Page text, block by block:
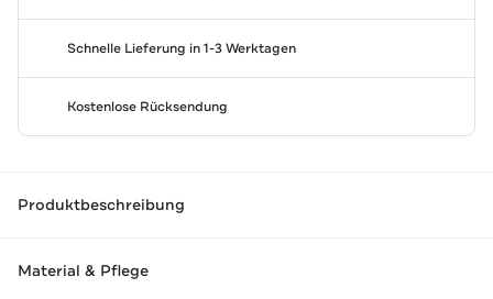
Schnelle Lieferung in 1-3 Werktagen
Kostenlose Rücksendung
Produktbeschreibung
Material & Pflege